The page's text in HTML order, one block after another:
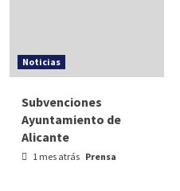
Noticias
Subvenciones
Ayuntamiento de
Alicante
1 mes atrás Prensa